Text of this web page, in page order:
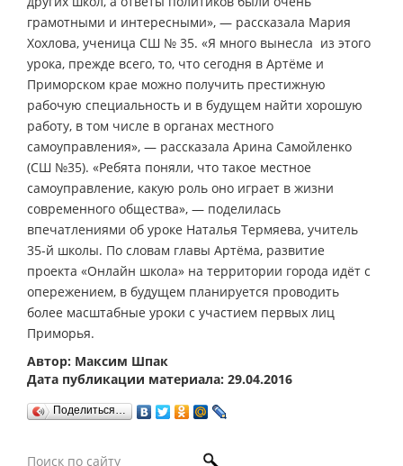
грамотными и интересными», — рассказала Мария
Хохлова, ученица СШ № 35. «Я много вынесла из этого
урока, прежде всего, то, что сегодня в Артёме и
Приморском крае можно получить престижную
рабочую специальность и в будущем найти хорошую
работу, в том числе в органах местного
самоуправления», — рассказала Арина Самойленко
(СШ №35). «Ребята поняли, что такое местное
самоуправление, какую роль оно играет в жизни
современного общества», — поделилась
впечатлениями об уроке Наталья Термяева, учитель
35-й школы. По словам главы Артёма, развитие
проекта «Онлайн школа» на территории города идёт с
опережением, в будущем планируется проводить
более масштабные уроки с участием первых лиц
Приморья.
Автор: Максим Шпак
Дата публикации материала: 29.04.2016
Поделиться…